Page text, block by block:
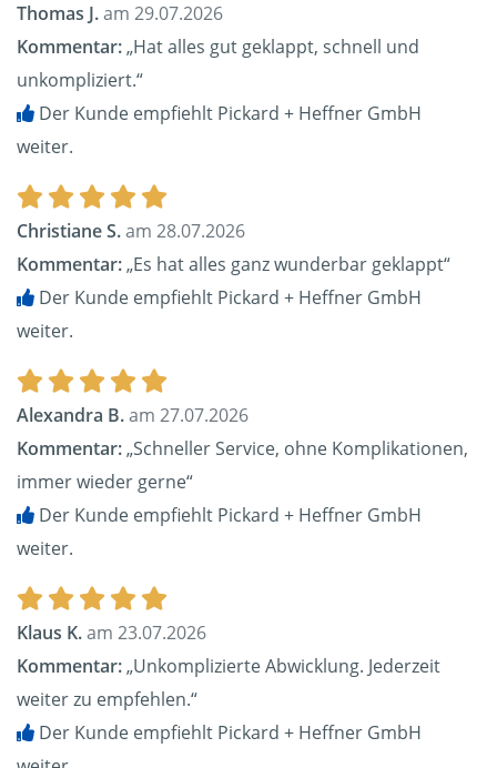
Thomas J.am 29.07.2026
Kommentar:„Hat alles gut geklappt, schnell und
unkompliziert.“
Der Kunde empfiehlt Pickard + Heffner GmbH
weiter.
Christiane S.am 28.07.2026
Kommentar:„Es hat alles ganz wunderbar geklappt“
Der Kunde empfiehlt Pickard + Heffner GmbH
weiter.
Alexandra B.am 27.07.2026
Kommentar:„Schneller Service, ohne Komplikationen,
immer wieder gerne“
Der Kunde empfiehlt Pickard + Heffner GmbH
weiter.
Klaus K.am 23.07.2026
Kommentar:„Unkomplizierte Abwicklung. Jederzeit
weiter zu empfehlen.“
Der Kunde empfiehlt Pickard + Heffner GmbH